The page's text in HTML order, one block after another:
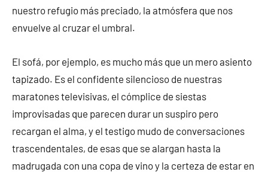
nuestro refugio más preciado, la atmósfera que nos
envuelve al cruzar el umbral.
El sofá, por ejemplo, es mucho más que un mero asiento
tapizado. Es el confidente silencioso de nuestras
maratones televisivas, el cómplice de siestas
improvisadas que parecen durar un suspiro pero
recargan el alma, y el testigo mudo de conversaciones
trascendentales, de esas que se alargan hasta la
madrugada con una copa de vino y la certeza de estar en